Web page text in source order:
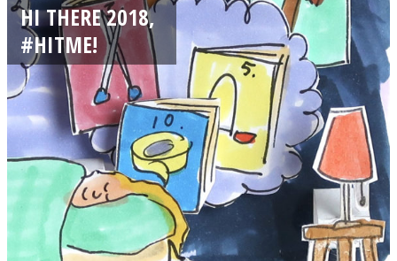
HI THERE 2018,
#HITME!